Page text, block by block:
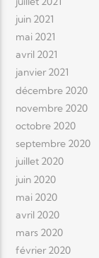
juin 2021
mai 2021
avril 2021
janvier 2021
décembre 2020
novembre 2020
octobre 2020
septembre 2020
juillet 2020
juin 2020
mai 2020
avril 2020
mars 2020
février 2020